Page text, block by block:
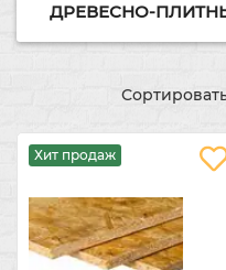
ДРЕВЕСНО-
Хит продаж